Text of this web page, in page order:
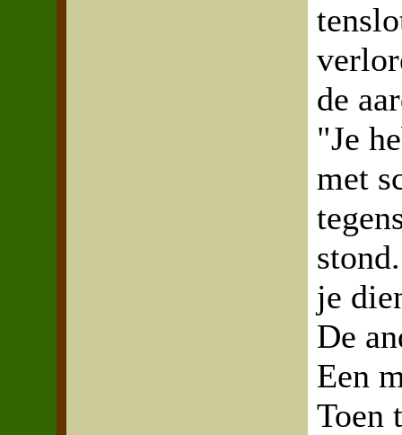
de
"Je
met
je
De
Een
Toen